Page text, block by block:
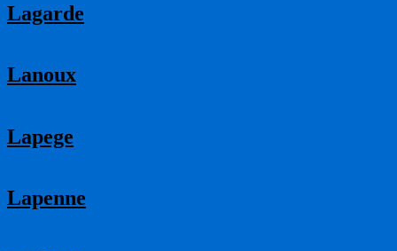
Lagarde
Lanoux
Lapege
Lapenne